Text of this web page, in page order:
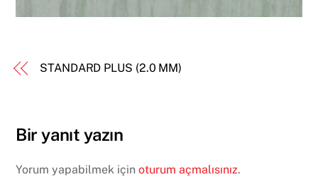
STANDARD PLUS (2.0 MM)
Bir yanıt yazın
Yorum yapabilmek içinoturum açmalısınız.